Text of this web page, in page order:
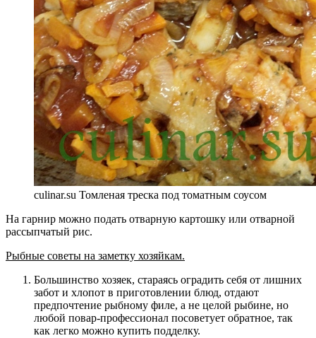
culinar.su Томленая треска под томатным соусом
На гарнир можно подать отварную картошку или отварной
рассыпчатый рис.
Рыбные советы на заметку хозяйкам.
Большинство хозяек, стараясь оградить себя от лишних
забот и хлопот в приготовлении блюд, отдают
предпочтение рыбному филе, а не целой рыбине, но
любой повар-профессионал посоветует обратное, так
как легко можно купить подделку.